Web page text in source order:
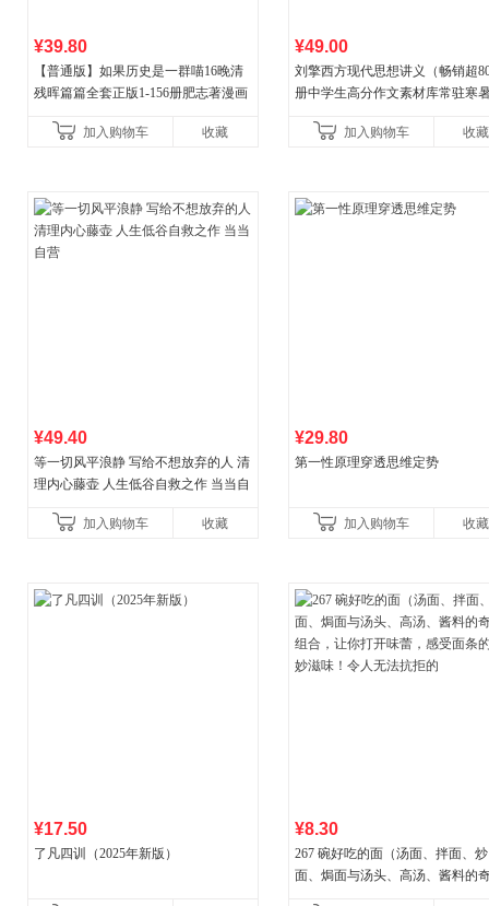
¥39.80
【普通版】如果历史是一群喵16晚清
残晖篇篇全套正版1-156册肥志著漫画
儿童西游喵知识
加入购物车 收藏
¥49.00
刘擎西方现代思想讲义（畅销超
册中学生高分作文素材库常驻寒
讲透西方思想史，哲学知
加入购物车 收藏
¥49.40
等一切风平浪静 写给不想放弃的人 清
理内心藤壶 人生低谷自救之作 当当自
加入购物车
收藏
¥29.80
第一性原理穿透思维定势
加入购物车 收藏
¥17.50
了凡四训（2025年新版）
¥8.30
267 碗好吃的面（汤面、拌面、炒
面、焗面与汤头、高汤、酱料的